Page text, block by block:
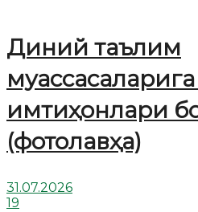
Диний таълим
имтиҳонлари
(фотолавҳа)
31.07.2026
19